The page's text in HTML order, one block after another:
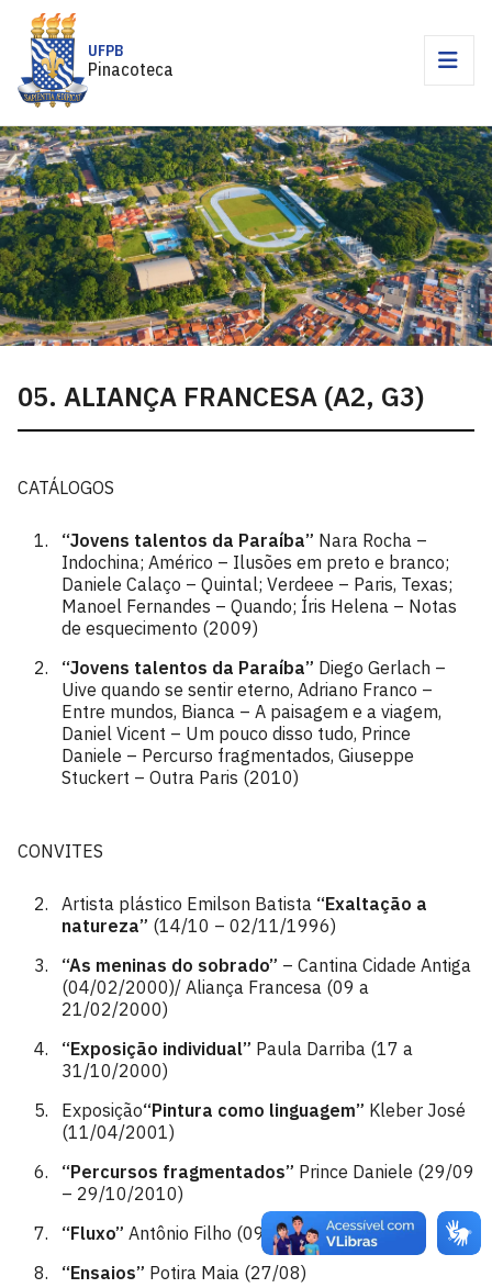
UFPB
Pinacoteca
05. ALIANÇA FRANCESA (A2, G3)
CATÁLOGOS
“Jovens talentos da Paraíba” Nara Rocha –
Indochina; Américo – Ilusões em preto e branco;
Daniele Calaço – Quintal; Verdeee – Paris, Texas;
Manoel Fernandes – Quando; Íris Helena – Notas
de esquecimento (2009)
“Jovens talentos da Paraíba” Diego Gerlach –
Uive quando se sentir eterno, Adriano Franco –
Entre mundos, Bianca – A paisagem e a viagem,
Daniel Vicent – Um pouco disso tudo, Prince
Daniele – Percurso fragmentados, Giuseppe
Stuckert – Outra Paris (2010)
CONVITES
Artista plástico Emilson Batista “Exaltação a
natureza” (14/10 – 02/11/1996)
“As meninas do sobrado” – Cantina Cidade Antiga
(04/02/2000)/ Aliança Francesa (09 a
21/02/2000)
“Exposição individual” Paula Darriba (17 a
31/10/2000)
Exposição“Pintura como linguagem” Kleber José
(11/04/2001)
“Percursos fragmentados” Prince Daniele (29/09
– 29/10/2010)
“Fluxo” Antônio Filho (09/08 – 01/09/2012)
“Ensaios” Potira Maia (27/08)